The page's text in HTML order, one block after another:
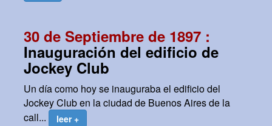
30 de Septiembre de 1897 :
Inauguración del edificio de
Jockey Club
Un día como hoy se inauguraba el edificio del
Jockey Club en la ciudad de Buenos Aires de la
call...
leer +